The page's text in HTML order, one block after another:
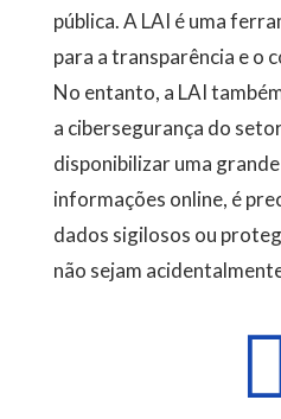
pública. A LAI é uma
para a transparência e o
No entanto, a LAI
a cibersegurança do
disponibilizar uma
informações online, é
dados sigilosos ou
não sejam